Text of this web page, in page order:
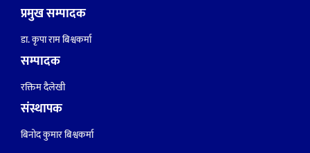
प्रमुख सम्पादक
डा. कृपा राम बिश्वकर्मा
सम्पादक
रक्तिम दैलेखी
संस्थापक
बिनोद कुमार बिश्वकर्मा